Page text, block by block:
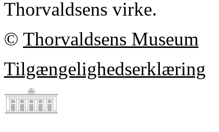
Thorvaldsens virke.
© Thorvaldsens Museum
Tilgængelighedserklæring